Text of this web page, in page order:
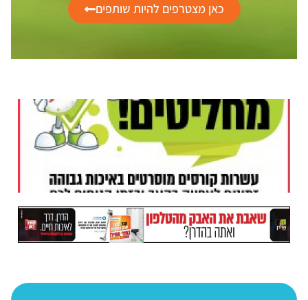
כאן מצטרפים להיות שותפים